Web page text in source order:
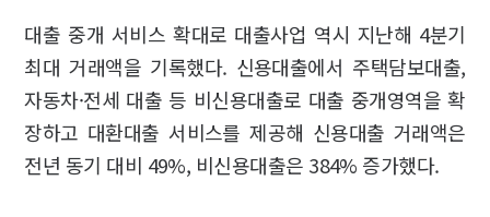
대출 중개 서비스 확대로 대출사업 역시 지난해 4분기
최대 거래액을 기록했다. 신용대출에서 주택담보대출,
자동차·전세 대출 등 비신용대출로 대출 중개영역을 확
장하고 대환대출 서비스를 제공해 신용대출 거래액은
전년 동기 대비 49%, 비신용대출은 384% 증가했다.